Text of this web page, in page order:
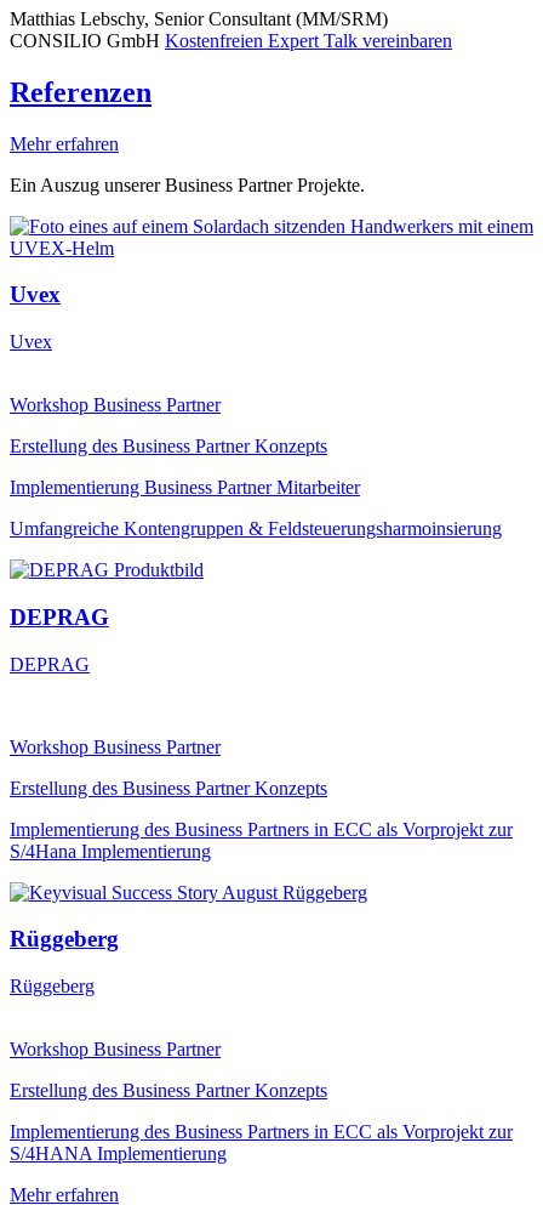
Matthias Lebschy, Senior Consultant (MM/SRM)
CONSILIO GmbH Kostenfreien Expert Talk vereinbaren
Referenzen
Mehr erfahren
Ein Auszug unserer Business Partner Projekte.
Uvex
Uvex
Workshop Business Partner
Erstellung des Business Partner Konzepts
Implementierung Business Partner Mitarbeiter
Umfangreiche Kontengruppen & Feldsteuerungsharmoinsierung
DEPRAG
DEPRAG
Workshop Business Partner
Erstellung des Business Partner Konzepts
Implementierung des Business Partners in ECC als Vorprojekt zur
S/4Hana Implementierung
Rüggeberg
Rüggeberg
Workshop Business Partner
Erstellung des Business Partner Konzepts
Implementierung des Business Partners in ECC als Vorprojekt zur
S/4HANA Implementierung
Mehr erfahren